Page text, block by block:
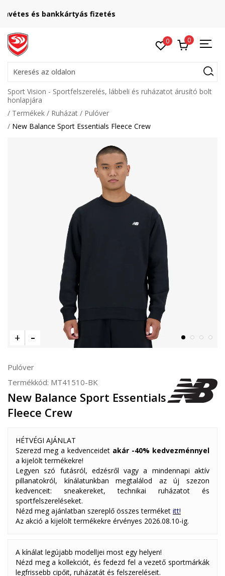
Lépj velünk kapcsolatba
online@sport-vision.hu
0 0
Keresés az oldalon
Sport Vision - Sportfelszerelés, lábbeli és ruházatot árusító bolt
honlapjára
Termékek
Ruházat
Pulóver
New Balance Sport Essentials Fleece Crew
Pulóver
Termékkód: MT41510-BK
New Balance Sport Essentials
Fleece Crew
HÉTVÉGI AJÁNLAT
Szerezd meg a kedvenceidet akár -40% kedvezménnyel
a kijelölt termékekre!
Legyen szó futásról, edzésről vagy a mindennapi aktív
pillanatokról, kínálatunkban megtalálod az új szezon
kedvenceit: sneakereket, technikai ruházatot és
sportfelszereléseket.
Nézd meg ajánlatban szereplő összes terméket itt!
Az akció a kijelölt termékekre érvényes 2026.08.10-ig.
A kínálat legújabb modelljei most egy helyen!
Nézd meg a kollekciót, és fedezd fel a vezető sportmárkák
legfrissebb cipőit, ruházatát és felszereléseit.